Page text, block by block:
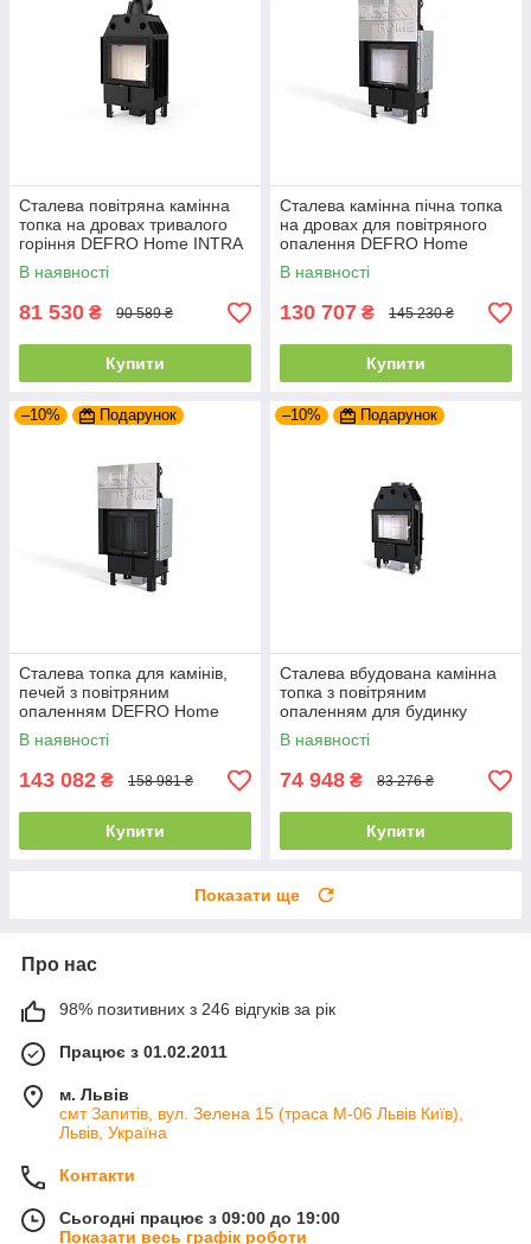
Сталева повітряна камінна
топка на дровах тривалого
горіння DEFRO Home INTRA
SM
В наявності
81 530 ₴ 90 589 ₴
Купити
Сталева камінна пічна топка
на дровах для повітряного
опалення DEFRO Home
INTRA SM G
В наявності
130 707 ₴ 145 230 ₴
Купити
–10% Подарунок
Сталева топка для камінів,
печей з повітряним
опаленням DEFRO Home
INTRA SM G (чорний шамот)
з гільйотиною
В наявності
143 082 ₴ 158 981 ₴
Купити
–10% Подарунок
Сталева вбудована камінна
топка з повітряним
опаленням для будинку
DEFRO HOME INTRA SLIM
SM (6 кВт)
В наявності
74 948 ₴ 83 276 ₴
Купити
Показати ще
Про нас
98% позитивних з 246 відгуків за рік
Працює з 01.02.2011
м. Львів
смт Запитів, вул. Зелена 15 (траса М-06 Львів Київ),
Львів, Україна
Контакти
Сьогодні працює з 09:00 до 19:00
Показати весь графік роботи